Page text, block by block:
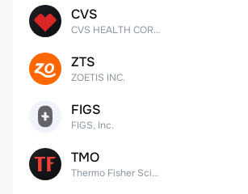
CVS
CVS HEALTH CORPORATION
ZTS
ZOETIS INC.
FIGS
FIGS, Inc.
TMO
Thermo Fisher Scientific, Inc.